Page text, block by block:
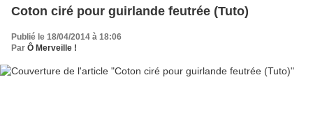
Coton ciré pour guirlande feutrée (Tuto)
Publié le 18/04/2014 à 18:06
Par Ô Merveille !